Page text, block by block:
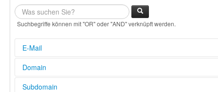
Suchbegriffe können mit "OR" oder "AND" verknüpft werden.
E-Mail
E-Mail Adresse in Outlook einrichten (POP3/IMAP und SMTP
Wie lege ich fest, ob es sich bei dem E-Mail Postfach um ein
Konto handelt?
Domain
Wie kann ich meine Domain weiterleiten?
Subdomain